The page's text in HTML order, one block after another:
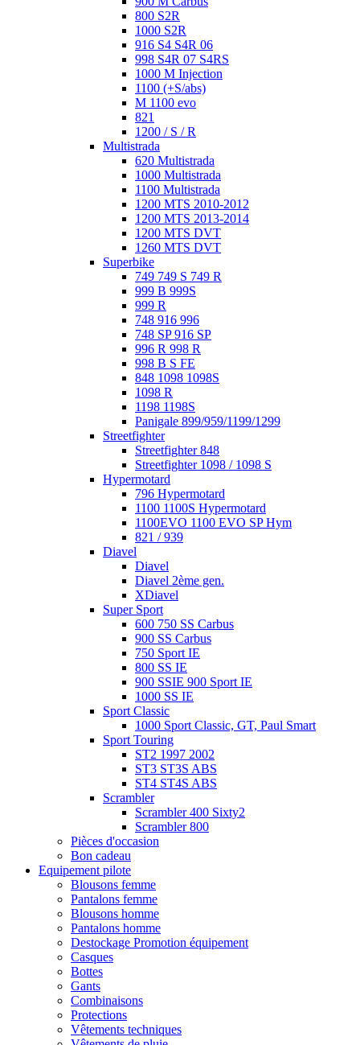
800 S2R
1000 S2R
916 S4 S4R 06
998 S4R 07 S4RS
1000 M Injection
1100 (+S/abs)
M 1100 evo
821
1200 / S / R
Multistrada
620 Multistrada
1000 Multistrada
1100 Multistrada
1200 MTS 2010-2012
1200 MTS 2013-2014
1200 MTS DVT
1260 MTS DVT
Superbike
749 749 S 749 R
999 B 999S
999 R
748 916 996
748 SP 916 SP
996 R 998 R
998 B S FE
848 1098 1098S
1098 R
1198 1198S
Panigale 899/959/1199/1299
Streetfighter
Streetfighter 848
Streetfighter 1098 / 1098 S
Hypermotard
796 Hypermotard
1100 1100S Hypermotard
1100EVO 1100 EVO SP Hym
821 / 939
Diavel
Diavel
Diavel 2ème gen.
XDiavel
Super Sport
600 750 SS Carbus
900 SS Carbus
750 Sport IE
800 SS IE
900 SSIE 900 Sport IE
1000 SS IE
Sport Classic
1000 Sport Classic, GT, Paul Smart
Sport Touring
ST2 1997 2002
ST3 ST3S ABS
ST4 ST4S ABS
Scrambler
Scrambler 400 Sixty2
Scrambler 800
Pièces d'occasion
Bon cadeau
Equipement pilote
Blousons femme
Pantalons femme
Blousons homme
Pantalons homme
Destockage Promotion équipement
Casques
Bottes
Gants
Combinaisons
Protections
Vêtements techniques